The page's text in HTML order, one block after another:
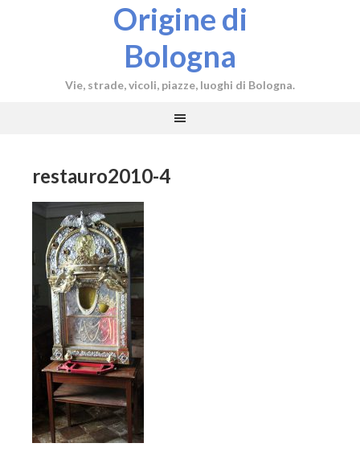
Origine di
Bologna
Vie, strade, vicoli, piazze, luoghi di Bologna.
restauro2010-4